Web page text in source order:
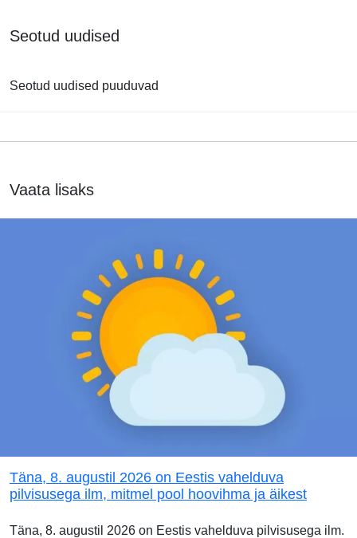
Seotud uudised
Seotud uudised puuduvad
Vaata lisaks
Täna, 8. augustil 2026 on Eestis vahelduva
pilvisusega ilm, mitmel pool hoovihma ja äikest
Täna, 8. augustil 2026 on Eestis vahelduva pilvisusega ilm.